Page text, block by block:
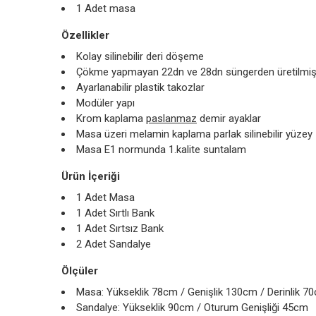
1 Adet masa
Özellikler
Kolay silinebilir deri döşeme
Çökme yapmayan 22dn ve 28dn süngerden
Ayarlanabilir plastik takozlar
Modüler yapı
Krom kaplama paslanmaz demir ayaklar
Masa üzeri melamin kaplama parlak silinebilir yüzey
Masa E1 normunda 1.kalite suntalam
Ürün İçeriği
1 Adet Masa
1 Adet Sırtlı Bank
1 Adet Sırtsız Bank
2 Adet Sandalye
Ölçüler
Masa: Yükseklik 78cm / Genişlik 130cm / Derinlik
Sandalye: Yükseklik 90cm / Oturum Genişliği 45cm